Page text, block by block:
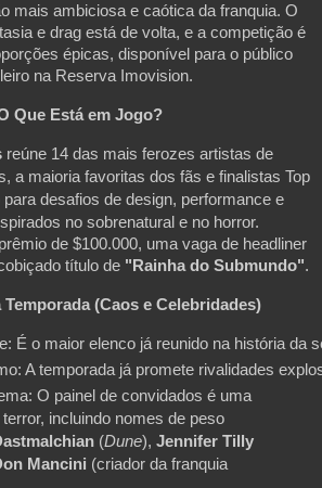
mais ambiciosa e caótica da franquia. O
e drag está de volta, e a competição é
épicas, disponível para o público
na Reserva Imovision.
Que Está em Jogo?
reúne 14 das mais ferozes artistas de
a maioria favoritas dos fãs e finalistas Top
desafios de design, performance e
no sobrenatural e no horror.
de $100.000, uma vaga de headliner
título de "Rainha do Submundo".
Temporada (Caos e Celebridades)
É o maior elenco já reunido na história da
A temporada já promete rivalidades
O painel de convidados é uma
incluindo nomes de peso
(Dune), Jennifer Tilly
Mancini (criador da franquia